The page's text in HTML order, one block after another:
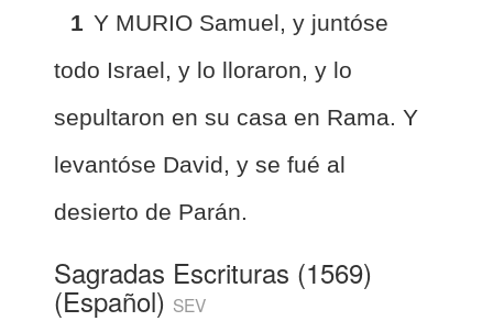
1 Y MURIO Samuel, y juntóse
todo Israel, y lo lloraron, y lo
sepultaron en su casa en Rama. Y
levantóse David, y se fué al
desierto de Parán.
Sagradas Escrituras (1569)
(Español) SEV